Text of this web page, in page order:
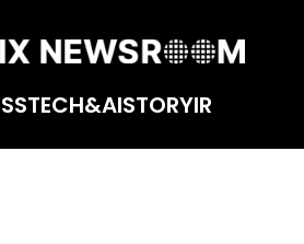
TECH&AISTORYIR